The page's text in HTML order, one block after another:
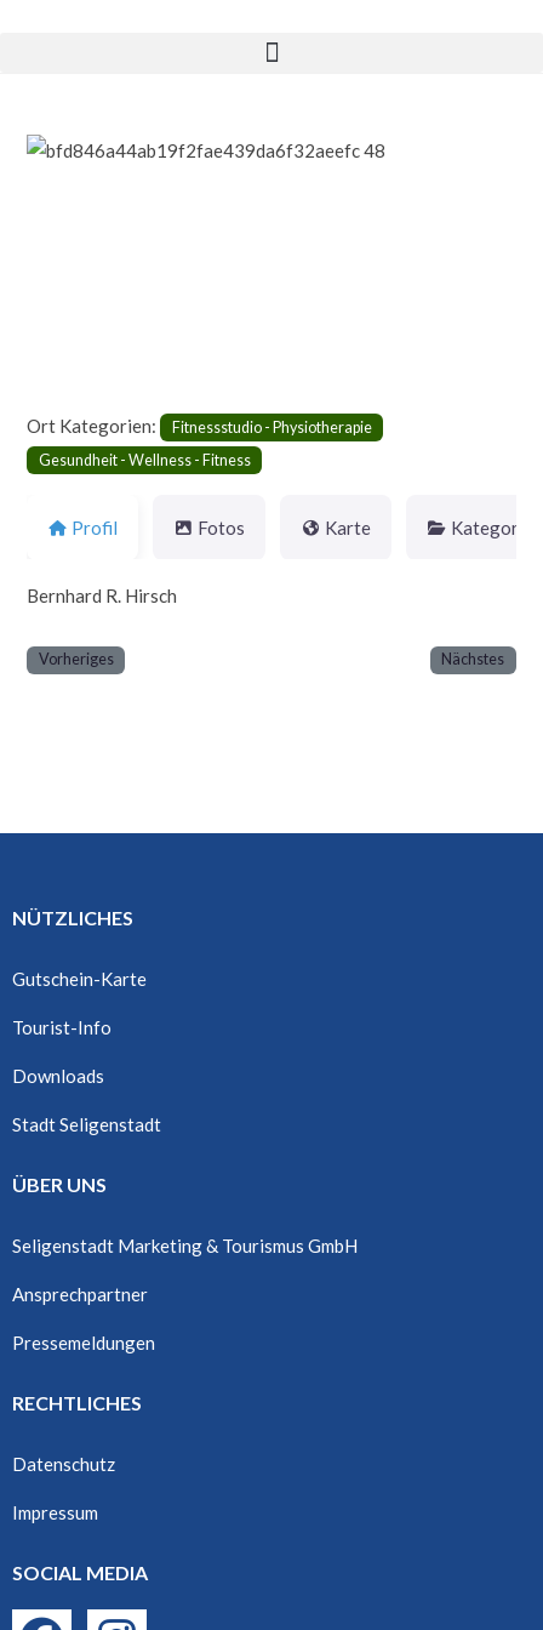
Ort Kategorien:
Fitnessstudio - Physiotherapie
Gesundheit - Wellness - Fitness
Profil Fotos Karte Kategorie
Bernhard R. Hirsch
Vorheriges Nächstes
NÜTZLICHES
Gutschein-Karte
Tourist-Info
Downloads
Stadt Seligenstadt
ÜBER UNS
Seligenstadt Marketing & Tourismus GmbH
Ansprechpartner
Pressemeldungen
RECHTLICHES
Datenschutz
Impressum
SOCIAL MEDIA